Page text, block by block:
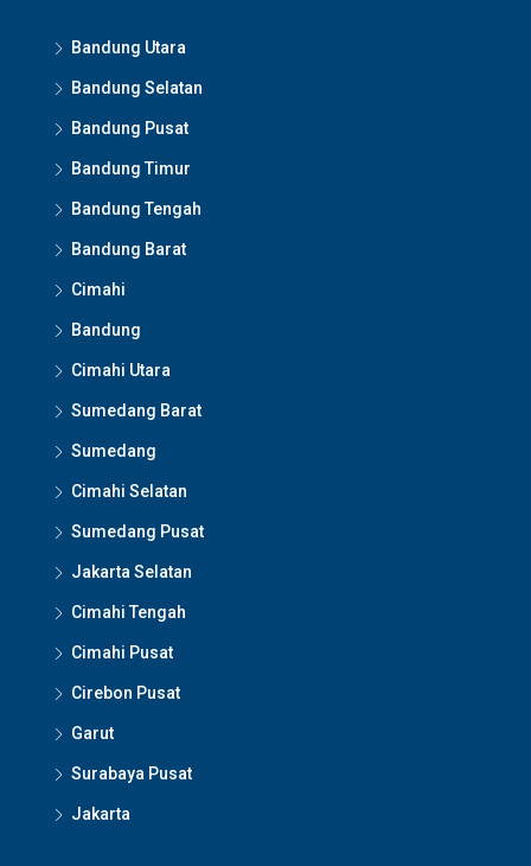
Bandung Utara
Bandung Selatan
Bandung Pusat
Bandung Timur
Bandung Tengah
Bandung Barat
Cimahi
Bandung
Cimahi Utara
Sumedang Barat
Sumedang
Cimahi Selatan
Sumedang Pusat
Jakarta Selatan
Cimahi Tengah
Cimahi Pusat
Cirebon Pusat
Garut
Surabaya Pusat
Jakarta